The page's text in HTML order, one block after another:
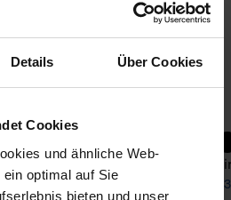
Details Über Cookies
Cookies
und ähnliche Web-
optimal auf Sie
bieten und unser
motorbike print T-
from